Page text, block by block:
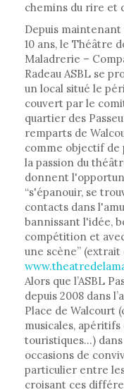
chemins du rire et
Depuis maintenant
10 ans, le Théâtre
Maladrerie –
Radeau ASBL se
un local situé le
couvert par le
quartier des
remparts de
comme objectif de
la passion du
donnent
“s'épanouir, se
contacts dans
bannissant l'idée,
compétition et
une scène” (extrait
Alors que l’ASBL
depuis 2008 dans
Place de Walcourt
musicales,
touristiques…)
occasions de
particulier entre
croisant ces